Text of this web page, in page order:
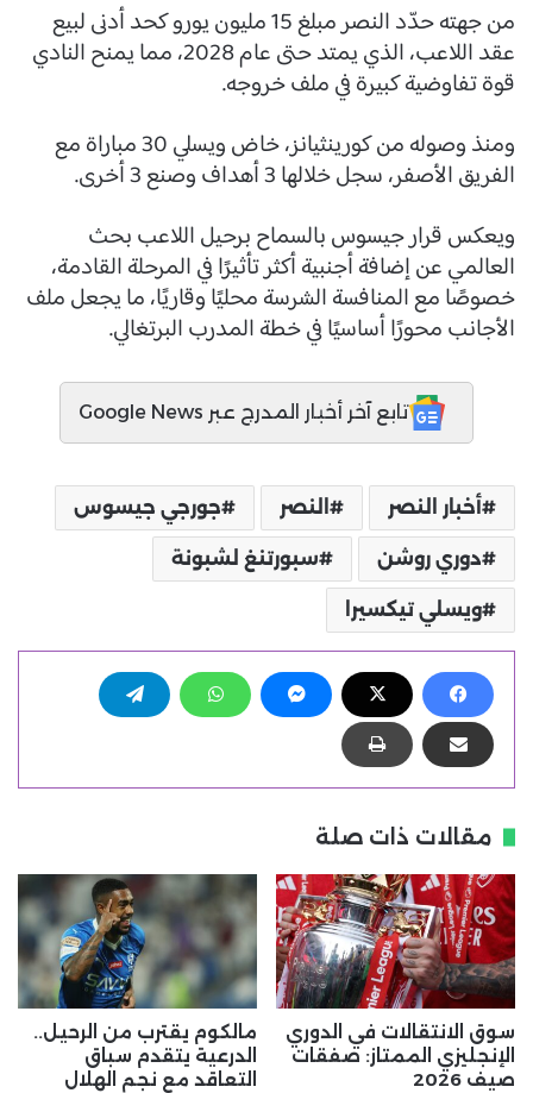
من جهته حدّد النصر مبلغ 15 مليون يورو كحد أدنى لبيع
عقد اللاعب، الذي يمتد حتى عام 2028، مما يمنح النادي
قوة تفاوضية كبيرة في ملف خروجه.
ومنذ وصوله من كورينثيانز، خاض ويسلي 30 مباراة مع
الفريق الأصفر، سجل خلالها 3 أهداف وصنع 3 أخرى.
ويعكس قرار جيسوس بالسماح برحيل اللاعب بحث
العالمي عن إضافة أجنبية أكثر تأثيرًا في المرحلة القادمة،
خصوصًا مع المنافسة الشرسة محليًا وقاريًا، ما يجعل ملف
الأجانب محورًا أساسيًا في خطة المدرب البرتغالي.
تابع آخر أخبار المدرج عبر Google News
أخبار النصر النصر جورجي جيسوس
دوري روشن سبورتنغ لشبونة
ويسلي تيكسيرا
مقالات ذات صلة
سوق الانتقالات في الدوري
الإنجليزي الممتاز: صفقات
صيف 2026
مالكوم يقترب من الرحيل..
الدرعية يتقدم سباق
التعاقد مع نجم الهلال